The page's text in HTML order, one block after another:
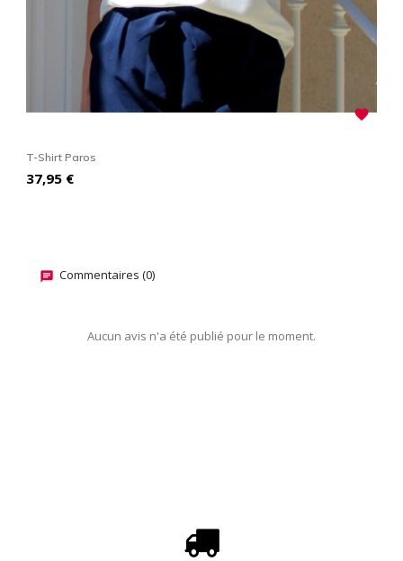

T-Shirt Paros
Prix
37,95 €
Commentaires (0)
Aucun avis n'a été publié pour le moment.